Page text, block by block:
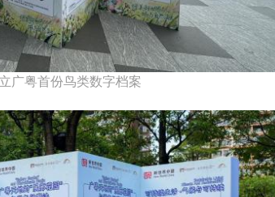
广粤首份鸟类数字档案